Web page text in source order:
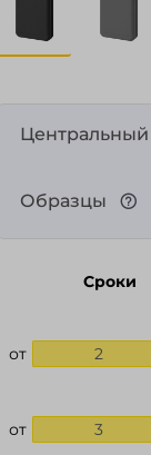
Центральный
Образцы
Сроки
от 2
от 3